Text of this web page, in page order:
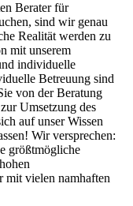
Berater für
sind wir genau
Realität werden zu
mit unserem
individuelle
Betreuung sind
von der Beratung
Umsetzung des
auf unser Wissen
Wir versprechen:
größtmögliche
mit vielen namhaften